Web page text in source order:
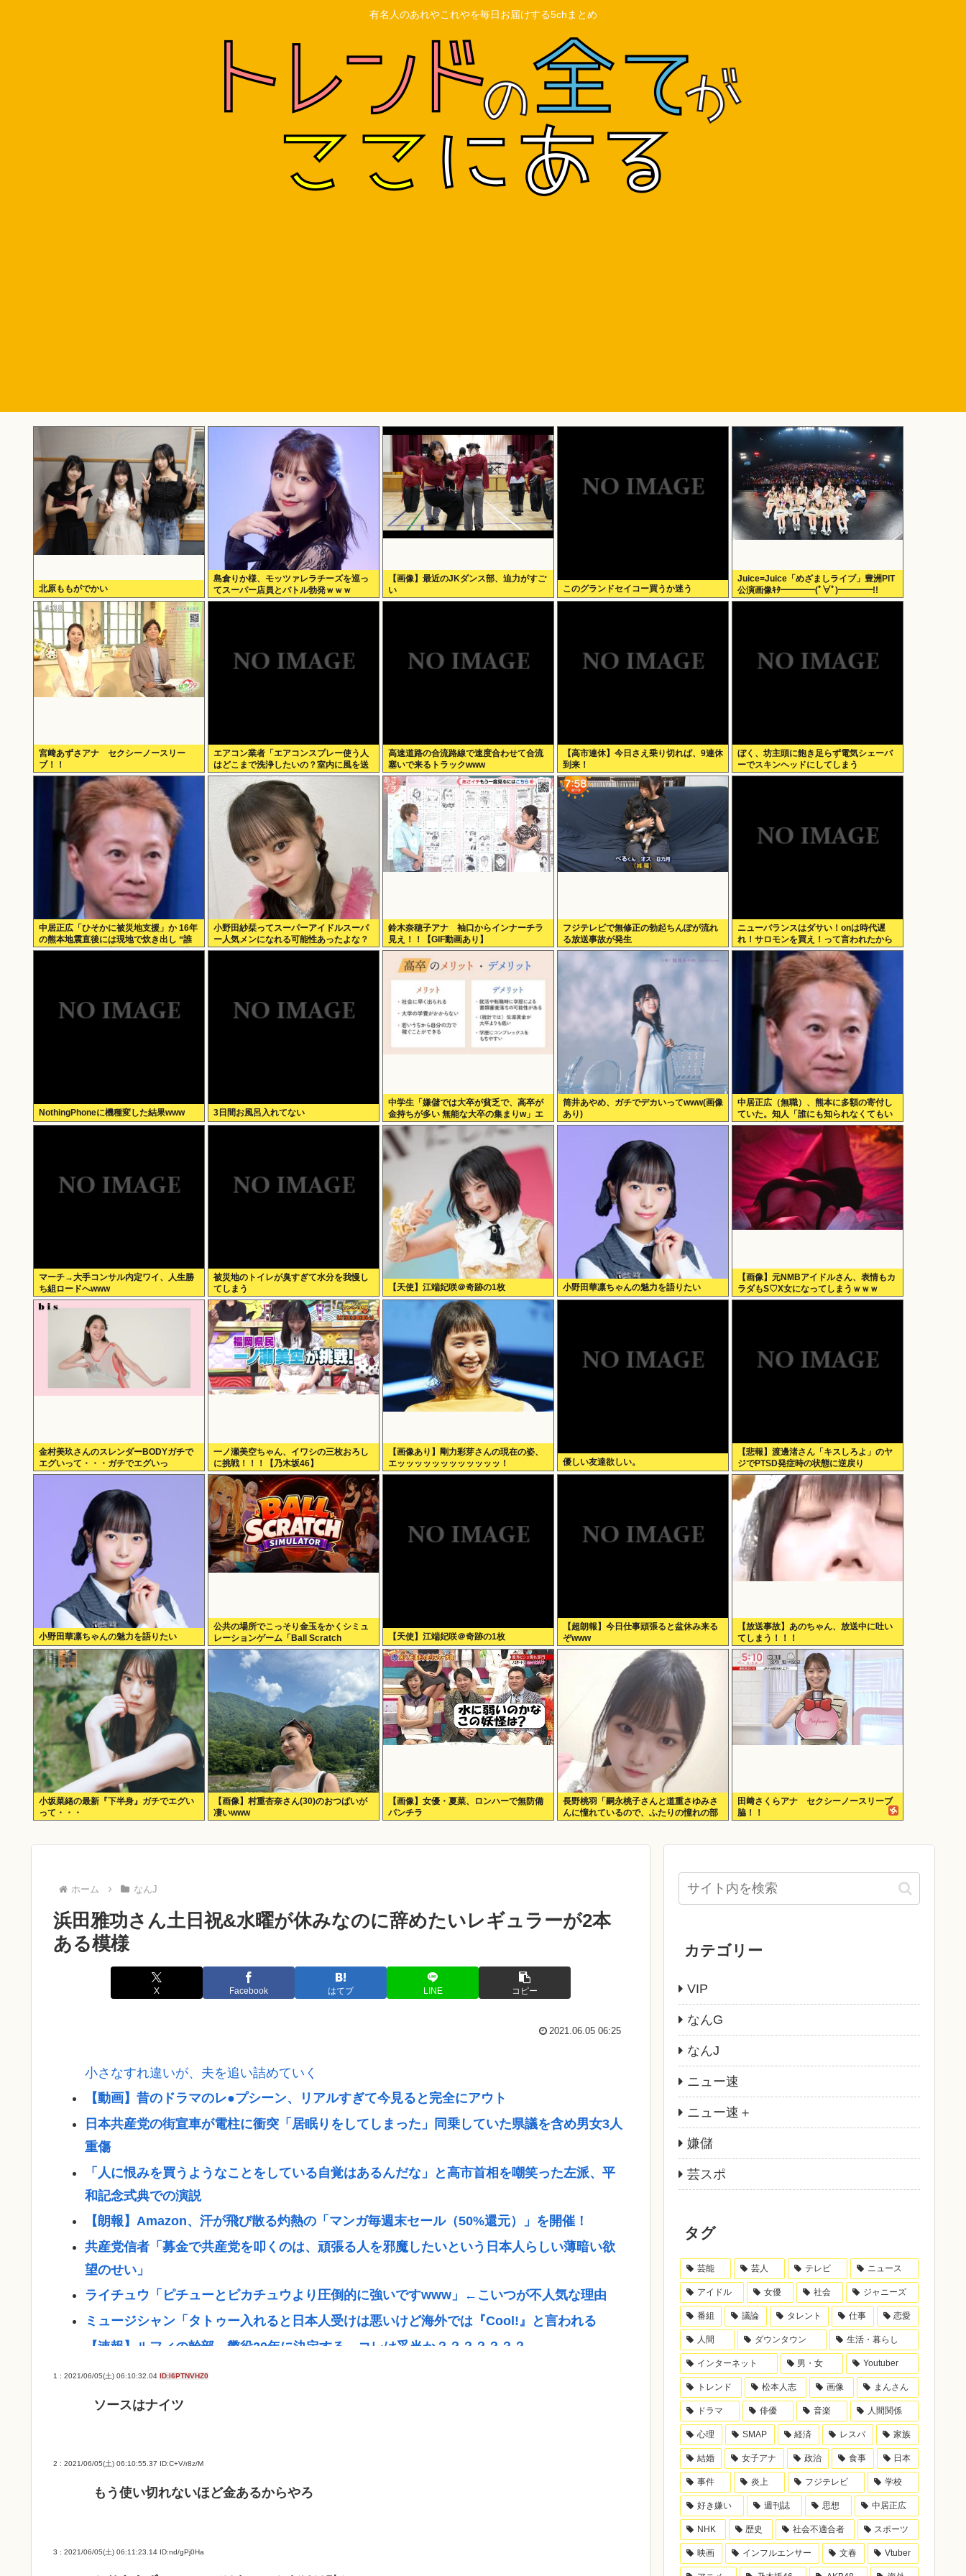
有名人のあれやこれやを毎日お届けする5chまとめ
北原ももがでかい
島倉りか様、モッツァレラチーズを巡っ
てスーパー店員とバトル勃発ｗｗｗ
【画像】最近のJKダンス部、迫力がすご
い
このグランドセイコー買うか迷う
Juice=Juice「めざましライブ」豊洲PIT
公演画像ｷﾀ━━━━(ﾟ∀ﾟ)━━━━!!
宮﨑あずさアナ セクシーノースリー
ブ！！
エアコン業者「エアコンスプレー使う人
はどこまで洗浄したいの？室内に風を送
り込んでるファンは汚いままですよ」
331.5万バズ
高速道路の合流路線で速度合わせて合流
塞いで来るトラックwww
【高市連休】今日さえ乗り切れば、9連休
到来！
ぼく、坊主頭に飽き足らず電気シェーバ
ーでスキンヘッドにしてしまう
中居正広「ひそかに被災地支援」か 16年
の熊本地震直後には現地で炊き出し “誰
にも知られなくて良い”と、強まる福祉活
小野田紗栞ってスーパーアイドルスーパ
ー人気メンになれる可能性あったよな？
鈴木奈穂子アナ 袖口からインナーチラ
見え！！【GIF動画あり】
フジテレビで無修正の勃起ちんぽが流れ
る放送事故が発生
ニューバランスはダサい！onは時代遅
れ！サロモンを買え！って言われたから
買ったんやが
NothingPhoneに機種変した結果www 3日間お風呂入れてない
中学生「嫌儲では大卒が貧乏で、高卒が
金持ちが多い 無能な大卒の集まりw」エ
ックスで一万いいね
筒井あやめ、ガチでデカいってwww(画像
あり)
中居正広（無職）、熊本に多額の寄付し
ていた。知人「誰にも知られなくてもい
い、と公表してない」
マーチ→大手コンサル内定ワイ、人生勝
ち組ロードへwww
被災地のトイレが臭すぎて水分を我慢し
てしまう
【天使】江端妃咲＠奇跡の1枚 小野田華凛ちゃんの魅力を語りたい
【画像】元NMBアイドルさん、表情もカ
ラダもS♡X女になってしまうｗｗｗ
金村美玖さんのスレンダーBODYガチで
エグいって・・・ガチでエグいっ
て・・・
一ノ瀬美空ちゃん、イワシの三枚おろし
に挑戦！！！【乃木坂46】
【画像あり】剛力彩芽さんの現在の姿、
エッッッッッッッッッッッッ！
優しい友達欲しい。
【悲報】渡邊渚さん「キスしろよ」のヤ
ジでPTSD発症時の状態に逆戻り
小野田華凛ちゃんの魅力を語りたい
公共の場所でこっそり金玉をかくシミュ
レーションゲーム「Ball Scratch
Simulator」がSteamで発表される
【天使】江端妃咲＠奇跡の1枚
【超朗報】今日仕事頑張ると盆休み来る
ぞwww
【放送事故】あのちゃん、放送中に吐い
てしまう！！！
小坂菜緒の最新『下半身』ガチでエグい
って・・・
【画像】村重杏奈さん(30)のおつぱいが
凄いwww
【画像】女優・夏菜、ロンハーで無防備
パンチラ
長野桃羽「嗣永桃子さんと道重さゆみさ
んに憧れているので、ふたりの憧れの部
分をぎゅっと集めた存在になり
田﨑さくらアナ セクシーノースリーブ
脇！！
ホーム なんJ
浜田雅功さん土日祝&水曜が休みなのに辞めたいレギュラーが2本
ある模様
X Facebook はてブ LINE コピー
2021.06.05 06:25
小さなすれ違いが、夫を追い詰めていく
【動画】昔のドラマのレ●プシーン、リアルすぎて今見ると完全にアウト
日本共産党の街宣車が電柱に衝突「居眠りをしてしまった」同乗していた県議を含め男女3人
重傷
「人に恨みを買うようなことをしている自覚はあるんだな」と高市首相を嘲笑った左派、平
和記念式典での演説
【朗報】Amazon、汗が飛び散る灼熱の「マンガ毎週末セール（50%還元）」を開催！
共産党信者「募金で共産党を叩くのは、頑張る人を邪魔したいという日本人らしい薄暗い欲
望のせい」
ライチュウ「ピチューとピカチュウより圧倒的に強いですwww」←こいつが不人気な理由
ミュージシャン「タトゥー入れると日本人受けは悪いけど海外では『Cool!』と言われる
【速報】ルフィの幹部、懲役20年に決定する←コレは妥当か？？？？？？？
菅直人元総理、再評価されるwww
「片親の女だけはやめとけ」という風潮、広まりつつある
しき獣な件』
ドン・キホーテ露店「うなぎのかば焼き」で食中毒 男女14人が発熱や腹痛など訴え…サルモ
カズレーザー、車の任意保険を巡り持論「強制しろよ！」「保険にも入れないヤツは運転す
1 : 2021/06/05(土) 06:10:32.04 ID:l6PTNVHZ0
ソースはナイツ
2 : 2021/06/05(土) 06:10:55.37 ID:C+V/r8z/M
もう使い切れないほど金あるからやろ
3 : 2021/06/05(土) 06:11:23.14 ID:nd/gPj0Ha
カテゴリー
VIP
なんG
なんJ
ニュー速
ニュー速＋
嫌儲
芸スポ
タグ
芸能 芸人 テレビ ニュース
アイドル 女優 社会 ジャニーズ
番組 議論 タレント 仕事 恋愛
人間 ダウンタウン 生活・暮らし
インターネット 男・女 Youtuber
トレンド 松本人志 画像 まんさん
ドラマ 俳優 音楽 人間関係
心理 SMAP 経済 レスバ 家族
結婚 女子アナ 政治 食事 日本
事件 炎上 フジテレビ 学校
好き嫌い 週刊誌 思想 中居正広
NHK 歴史 社会不適合者 スポーツ
映画 インフルエンサー 文春 Vtuber